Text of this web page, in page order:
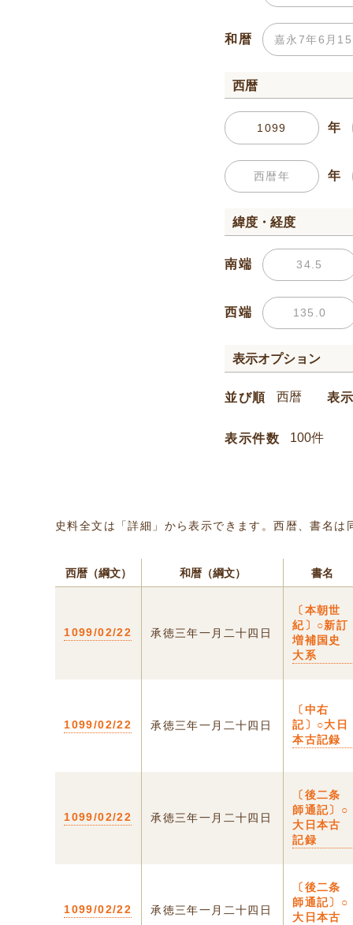
和暦
西暦
年
年
緯度・経度
南端
西端
表示オプション
並び順 表
表示件数
史料全文は「詳細」から表示できます。西暦、書名
西暦（綱文） 和暦（綱文） 書名
1099/02/22 承徳三年一月二十四日
〔本朝世
紀〕○新訂
増補国史
大系
1099/02/22 承徳三年一月二十四日
〔中右
記〕○大日
本古記録
1099/02/22 承徳三年一月二十四日
〔後二条
師通記〕○
大日本古
記録
1099/02/22 承徳三年一月二十四日
〔後二条
師通記〕○
大日本古